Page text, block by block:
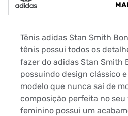
Tênis adidas Stan Smith
tênis possui todos os
fazer do adidas Stan Smith
possuindo design clássico
modelo que nunca sai de
composição perfeita no seu
feminino possui um